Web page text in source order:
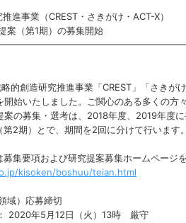
事業（CREST・さきがけ・ACT-X）
（第1期）の募集開始
的創造研究推進事業「CREST」「さきが
始いたしました。ご関心のある多くの方
の募集・選考は、2018年度、2019年度
2期）とで、期間を2回に分けて行います。
集要項および研究提案募集ホームページを
kisoken/boshuu/teian.html
域）応募締切
2020年5月12日（火）13時 厳守